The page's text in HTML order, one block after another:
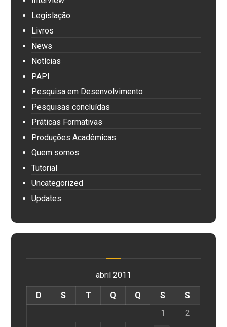
Legislação
Livros
News
Notícias
PAPI
Pesquisa em Desenvolvimento
Pesquisas concluídas
Práticas Formativas
Produções Acadêmicas
Quem somos
Tutorial
Uncategorized
Updates
abril 2011
D S T Q Q S
S
1
2